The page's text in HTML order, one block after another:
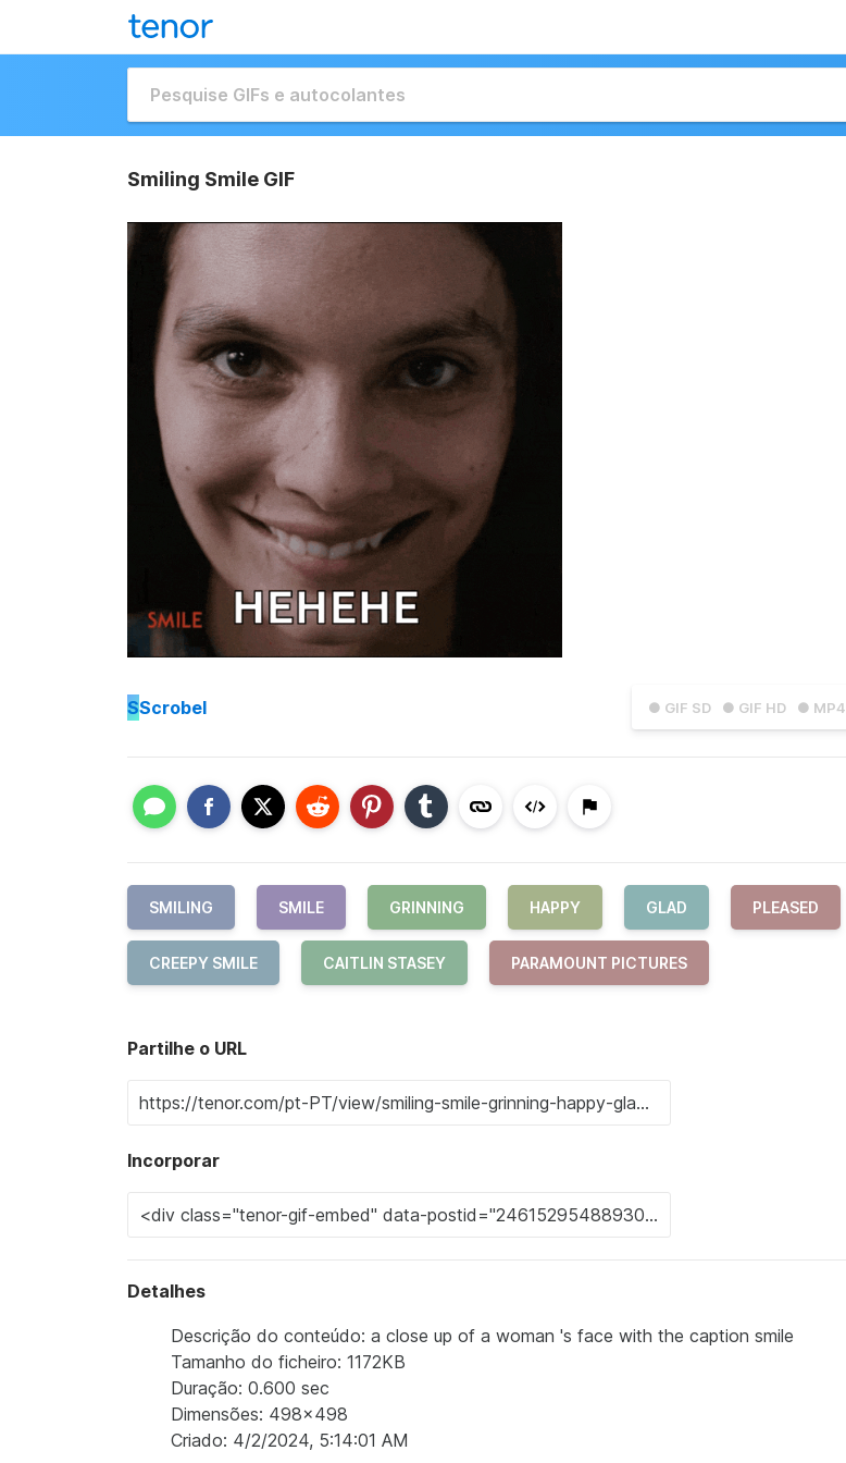
Smiling Smile GIF
● GIF SD ● GIF HD ● MP4
SScrobel
SMILING SMILE GRINNING HAPPY GLAD PLEASED
CREEPY SMILE CAITLIN STASEY PARAMOUNT PICTURES
Partilhe o URL
Incorporar
Detalhes
Descrição do conteúdo: a close up of a woman 's face with the caption smile
Tamanho do ficheiro: 1172KB
Duração: 0.600 sec
Dimensões: 498x498
Criado: 4/2/2024, 5:14:01 AM